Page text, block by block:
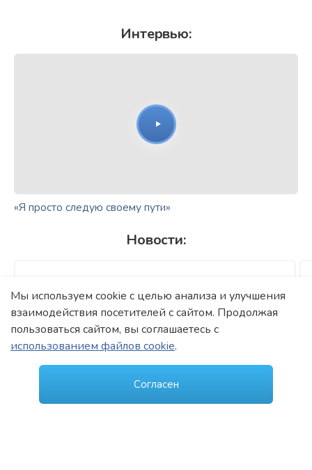
Интервью:
«Я просто следую своему пути»
Новости:
Поздравления профессора Пучкова К.В. с Днем
медицинского работника 2026
Все новости
Мы используем cookie с целью анализа и улучшения
взаимодействия посетителей с сайтом. Продолжая
пользоваться сайтом, вы соглашаетесь с
использованием файлов cookie.
Согласен